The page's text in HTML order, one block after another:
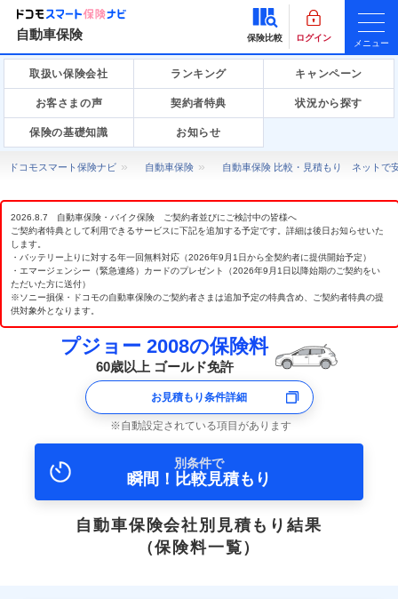
自動車保険 保険比較 ログイン
メニュー
取扱い保険会社 ランキング キャンペーン
お客さまの声 契約者特典 状況から探す
保険の基礎知識 お知らせ
ドコモスマート保険ナビ 自動車保険 自動車保険 比較・見積もり ネットで
2026.8.7 自動車保険・バイク保険 ご契約者並びにご検討中の皆様へ
ご契約者特典として利用できるサービスに下記を追加する予定です。詳細は後日お知らせいた
します。
・バッテリー上りに対する年一回無料対応（2026年9月1日から全契約者に提供開始予定）
・エマージェンシー（緊急連絡）カードのプレゼント（2026年9月1日以降始期のご契約をい
ただいた方に送付）
※ソニー損保・ドコモの自動車保険のご契約者さまは追加予定の特典含め、ご契約者特典の提
供対象外となります。
プジョー 2008の保険料
60歳以上 ゴールド免許
お見積もり条件詳細
自動設定されている項目があります
別条件で
瞬間！比較見積もり
自動車保険会社別見積もり結果
（保険料一覧）